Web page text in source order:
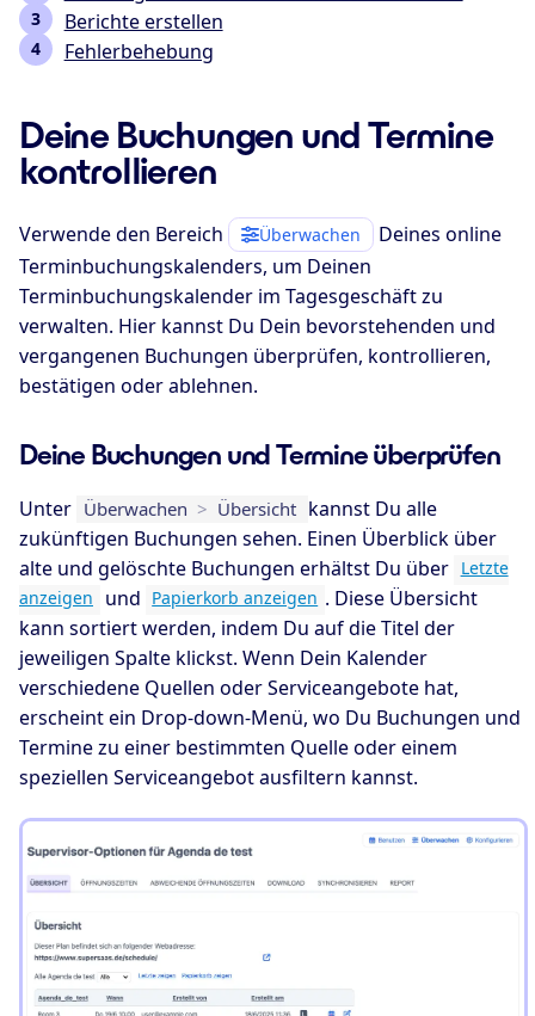
Berichte erstellen
Fehlerbehebung
Deine Buchungen und Termine
kontrollieren
Verwende den Bereich Überwachen
Deines online
Terminbuchungskalenders, um Deinen
Terminbuchungskalender im Tagesgeschäft zu
verwalten. Hier kannst Du Dein bevorstehenden und
vergangenen Buchungen überprüfen, kontrollieren,
bestätigen oder ablehnen.
Deine Buchungen und Termine überprüfen
Unter Überwachen > Übersicht kannst Du alle
zukünftigen Buchungen sehen. Einen Überblick über
alte und gelöschte Buchungen erhältst Du über Letzte
anzeigen
und Papierkorb anzeigen . Diese Übersicht
kann sortiert werden, indem Du auf die Titel der
jeweiligen Spalte klickst. Wenn Dein Kalender
verschiedene Quellen oder Serviceangebote hat,
erscheint ein Drop-down-Menü, wo Du Buchungen und
Termine zu einer bestimmten Quelle oder einem
speziellen Serviceangebot ausfiltern kannst.